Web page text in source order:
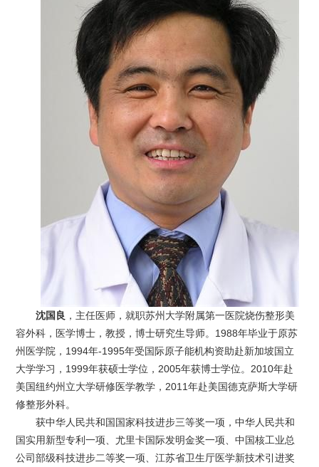
沈国良 ，主任医师，就职苏州大学附属第一医院烧伤整形美
容外科，医学博士，教授，博士研究生导师。1988年毕业于原苏
州医学院，1994年-1995年受国际原子能机构资助赴新加坡国立
大学学习，1999年获硕士学位，2005年获博士学位。2010年赴
美国纽约州立大学研修医学教学，2011年赴美国德克萨斯大学研
修整形外科。
获中华人民共和国国家科技进步三等奖一项，中华人民共和
国实用新型专利一项、尤里卡国际发明金奖一项、中国核工业总
公司部级科技进步二等奖一项、江苏省卫生厅医学新技术引进奖